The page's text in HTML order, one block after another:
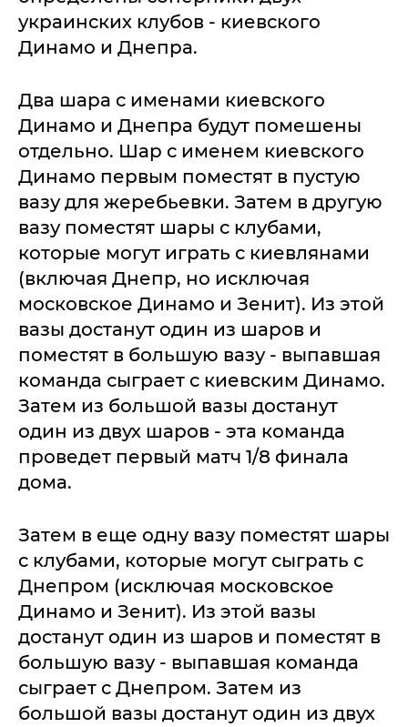
украинских клубов - киевского
Динамо и Днепра.
Два шара с именами киевского
Динамо и Днепра будут помешены
отдельно. Шар с именем киевского
Динамо первым поместят в пустую
вазу для жеребьевки. Затем в другую
вазу поместят шары с клубами,
которые могут играть с киевлянами
(включая Днепр, но исключая
московское Динамо и Зенит). Из этой
вазы достанут один из шаров и
поместят в большую вазу - выпавшая
команда сыграет с киевским Динамо.
Затем из большой вазы достанут
один из двух шаров - эта команда
проведет первый матч 1/8 финала
дома.
Затем в еще одну вазу поместят шары
с клубами, которые могут сыграть с
Днепром (исключая московское
Динамо и Зенит). Из этой вазы
достанут один из шаров и поместят в
большую вазу - выпавшая команда
сыграет с Днепром. Затем из
большой вазы достанут один из двух